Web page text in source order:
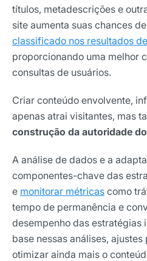
títulos, metadescrições e
site aumenta suas chances
classificado nos resultados
proporcionando uma melhor
consultas de usuários.
Criar conteúdo envolvente,
apenas atrai visitantes, mas
construção da autoridade
A análise de dados e a
componentes-chave das
e monitorar métricas como
tempo de permanência e
desempenho das estratégias
base nessas análises,
otimizar ainda mais o